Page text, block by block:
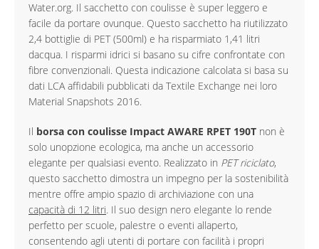
Water.org. Il sacchetto con coulisse è super leggero e
facile da portare ovunque. Questo sacchetto ha riutilizzato
2,4 bottiglie di PET (500ml) e ha risparmiato 1,41 litri
dacqua. I risparmi idrici si basano su cifre confrontate con
fibre convenzionali. Questa indicazione calcolata si basa su
dati LCA affidabili pubblicati da Textile Exchange nei loro
Material Snapshots 2016.
Il borsa con coulisse Impact AWARE RPET 190T non è
solo unopzione ecologica, ma anche un accessorio
elegante per qualsiasi evento. Realizzato in PET riciclato,
questo sacchetto dimostra un impegno per la sostenibilità
mentre offre ampio spazio di archiviazione con una
capacità di 12 litri. Il suo design nero elegante lo rende
perfetto per scuole, palestre o eventi allaperto,
consentendo agli utenti di portare con facilità i propri